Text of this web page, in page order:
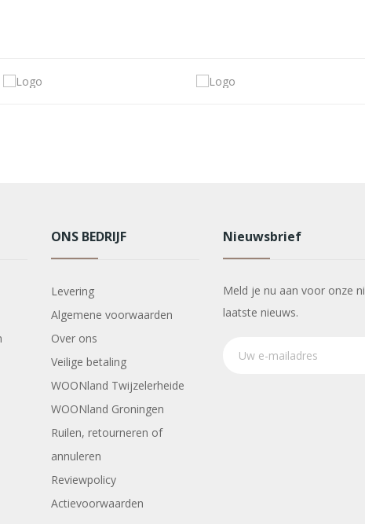
ONS BEDRIJF
Levering
Algemene voorwaarden
Over ons
Veilige betaling
WOONland Twijzelerheide
WOONland Groningen
Ruilen, retourneren of
annuleren
Reviewpolicy
Actievoorwaarden
Nieuwsbrief
Meld je nu aan voor onze
laatste nieuws.